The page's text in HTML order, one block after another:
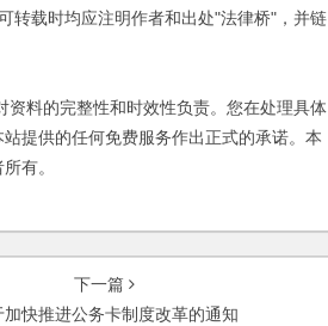
转载时均应注明作者和出处"法律桥"，并链
料的完整性和时效性负责。您在处理具体
提供的任何免费服务作出正式的承诺。本
有。
下一篇
加快推进公务卡制度改革的通知